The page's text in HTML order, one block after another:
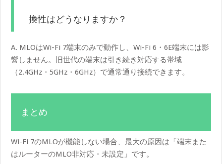
換性はどうなりますか？
A. MLOはWi-Fi 7端末のみで動作し、Wi-Fi 6・6E端末には影
響しません。旧世代の端末は引き続き対応する帯域
（2.4GHz・5GHz・6GHz）で通常通り接続できます。
まとめ
Wi-Fi 7のMLOが機能しない場合、最大の原因は「端末また
はルーターのMLO非対応・未設定」です。